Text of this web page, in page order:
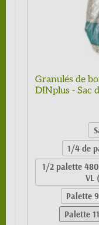
Granulés de
DINplus - Sac
1/4 de
1/2 palette
VL
Palette
Palette